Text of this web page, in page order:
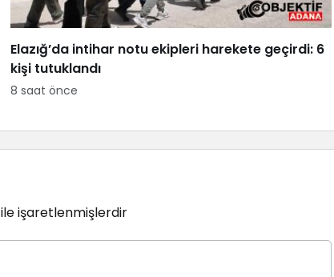
Elazığ’da intihar notu ekipleri harekete geçirdi: 6
kişi tutuklandı
8 saat önce
ile işaretlenmişlerdir